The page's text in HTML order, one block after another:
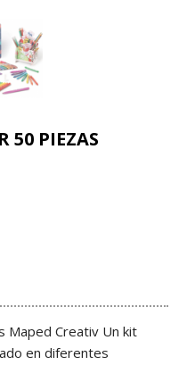
50 PIEZAS
Maped Creativ Un kit
en diferentes